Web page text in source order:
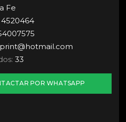
Fe
4520464
@hotmail.com
33
POR WHATSAPP